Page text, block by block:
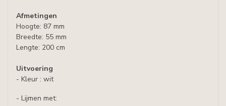
Afmetingen
Hoogte: 87 mm
Breedte: 55 mm
Lengte: 200 cm
Uitvoering
- Kleur : wit
- Lijmen met: